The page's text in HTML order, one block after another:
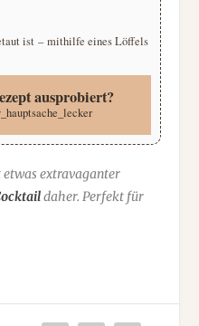
ist –mithilfe eines Löffels
ausprobiert?
etwas extravaganter
daher. Perfekt für